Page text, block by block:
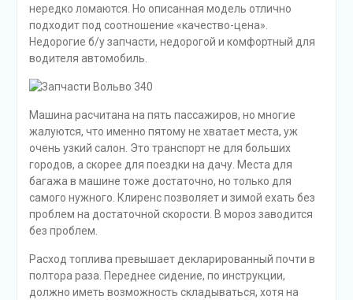
нередко ломаются. Но описанная модель отлично
подходит под соотношение «качество-цена».
Недорогие б/у запчасти, недорогой и комфортный для
водителя автомобиль.
Машина расчитана на пять пассажиров, но многие
жалуются, что именно пятому не хватает места, уж
очень узкий салон. Это транспорт не для больших
городов, а скорее для поездки на дачу. Места для
багажа в машине тоже достаточно, но только для
самого нужного. Клиренс позволяет и зимой ехать без
проблем на достаточной скорости. В мороз заводится
без проблем.
Расход топлива превышает декларированный почти в
полтора раза. Переднее сидение, по инструкции,
должно иметь возможность складываться, хотя на